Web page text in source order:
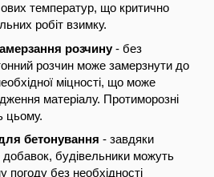
температур, що критично
робіт взимку.
розчину- без
розчин може замерзнути до
міцності, що може
матеріалу. Протиморозні
цьому.
бетонування - завдяки
будівельники можуть
погоду без необхідності